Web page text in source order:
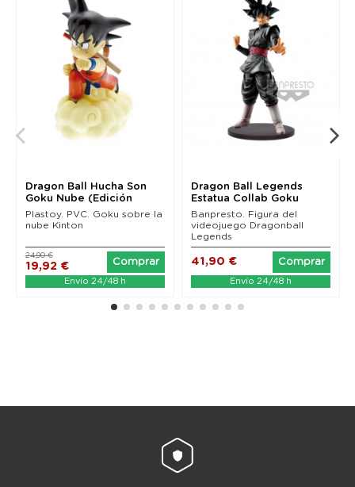
Dragon Ball Hucha Son
Goku Nube (Edición
anterior) 21 cm
Plastoy. PVC. Goku sobre la
nube Kinton
19,92 €
24,90 €
Comprar
Envío 24/48 h
Dragon Ball Legends
Estatua Collab Goku
Black 23 cm
Banpresto. Figura del
videojuego Dragonball
Legends
41,90 € Comprar
Envío 24/48 h